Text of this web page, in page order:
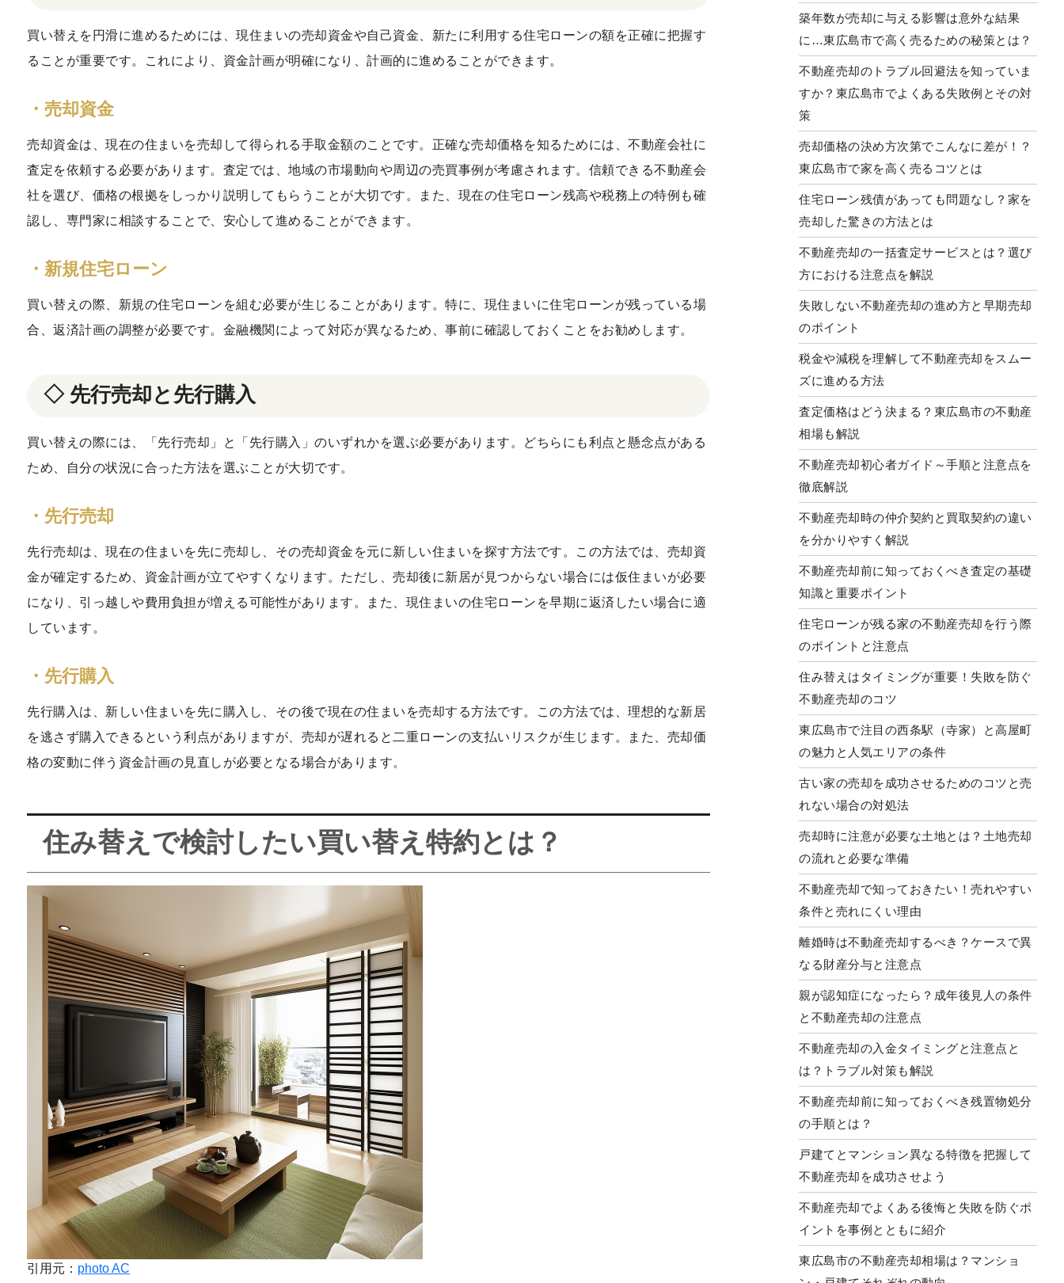
買い替えを円滑に進めるためには、現住まいの売却資金や自己資金、新たに利用する住宅ローンの額を正確に把握す
ることが重要です。これにより、資金計画が明確になり、計画的に進めることができます。
・売却資金
売却資金は、現在の住まいを売却して得られる手取金額のことです。正確な売却価格を知るためには、不動産会社に
査定を依頼する必要があります。査定では、地域の市場動向や周辺の売買事例が考慮されます。信頼できる不動産会
社を選び、価格の根拠をしっかり説明してもらうことが大切です。また、現在の住宅ローン残高や税務上の特例も確
認し、専門家に相談することで、安心して進めることができます。
・新規住宅ローン
買い替えの際、新規の住宅ローンを組む必要が生じることがあります。特に、現住まいに住宅ローンが残っている場
合、返済計画の調整が必要です。金融機関によって対応が異なるため、事前に確認しておくことをお勧めします。
◇ 先行売却と先行購入
買い替えの際には、「先行売却」と「先行購入」のいずれかを選ぶ必要があります。どちらにも利点と懸念点がある
ため、自分の状況に合った方法を選ぶことが大切です。
・先行売却
先行売却は、現在の住まいを先に売却し、その売却資金を元に新しい住まいを探す方法です。この方法では、売却資
金が確定するため、資金計画が立てやすくなります。ただし、売却後に新居が見つからない場合には仮住まいが必要
になり、引っ越しや費用負担が増える可能性があります。また、現住まいの住宅ローンを早期に返済したい場合に適
しています。
・先行購入
先行購入は、新しい住まいを先に購入し、その後で現在の住まいを売却する方法です。この方法では、理想的な新居
を逃さず購入できるという利点がありますが、売却が遅れると二重ローンの支払いリスクが生じます。また、売却価
格の変動に伴う資金計画の見直しが必要となる場合があります。
住み替えで検討したい買い替え特約とは？
引用元： photo AC
築年数が売却に与える影響は意外な結果
に…東広島市で高く売るための秘策とは？
不動産売却のトラブル回避法を知っていま
すか？東広島市でよくある失敗例とその対
策
売却価格の決め方次第でこんなに差が！？
東広島市で家を高く売るコツとは
住宅ローン残債があっても問題なし？家を
売却した驚きの方法とは
不動産売却の一括査定サービスとは？選び
方における注意点を解説
失敗しない不動産売却の進め方と早期売却
のポイント
税金や減税を理解して不動産売却をスムー
ズに進める方法
査定価格はどう決まる？東広島市の不動産
相場も解説
不動産売却初心者ガイド～手順と注意点を
徹底解説
不動産売却時の仲介契約と買取契約の違い
を分かりやすく解説
不動産売却前に知っておくべき査定の基礎
知識と重要ポイント
住宅ローンが残る家の不動産売却を行う際
のポイントと注意点
住み替えはタイミングが重要！失敗を防ぐ
不動産売却のコツ
東広島市で注目の西条駅（寺家）と高屋町
の魅力と人気エリアの条件
古い家の売却を成功させるためのコツと売
れない場合の対処法
売却時に注意が必要な土地とは？土地売却
の流れと必要な準備
不動産売却で知っておきたい！売れやすい
条件と売れにくい理由
離婚時は不動産売却するべき？ケースで異
なる財産分与と注意点
親が認知症になったら？成年後見人の条件
と不動産売却の注意点
不動産売却の入金タイミングと注意点と
は？トラブル対策も解説
不動産売却前に知っておくべき残置物処分
の手順とは？
戸建てとマンション異なる特徴を把握して
不動産売却を成功させよう
不動産売却でよくある後悔と失敗を防ぐポ
イントを事例とともに紹介
東広島市の不動産売却相場は？マンショ